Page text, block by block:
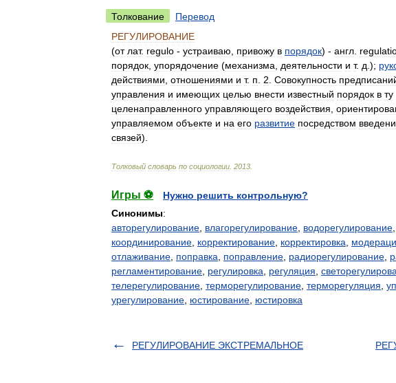
Толкование
Перевод
РЕГУЛИРОВАНИЕ
(от лат. regulo - устраиваю привожу в порядок) - англ
порядок упорядочение (механизма деятельности и т. д .);
действиями отношениями и т. п 2 Совокупность
управления и имеющих целью внести известный порядок в ту
целенаправленного управляющего воздействия
управляемом объекте и на его развитие посредством
связей).
Толковый словарь по социологии 2013
Игры ⚽
Нужно решить контрольную?
Синонимы:
авторегулирование влагорегулирование водорегулирование
координирование корректирование корректировка
отлаживание поправка поправление радиорегулирование
регламентирование регулировка регуляция
телерегулирование терморегулирование терморегуляция
урегулирование юстирование юстировка
РЕГУЛИРОВАНИЕ ЭКСТРЕМАЛЬНОЕ